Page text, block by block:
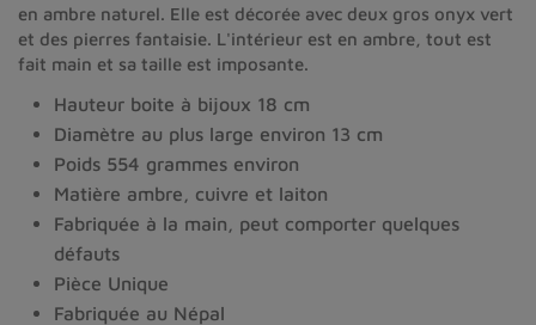
en ambre naturel. Elle est décorée avec deux gros onyx vert
et des pierres fantaisie. L'intérieur est en ambre, tout est
fait main et sa taille est imposante.
Hauteur boite à bijoux 18 cm
Diamètre au plus large environ 13 cm
Poids 554 grammes environ
Matière ambre, cuivre et laiton
Fabriquée à la main, peut comporter quelques
défauts
Pièce Unique
Fabriquée au Népal